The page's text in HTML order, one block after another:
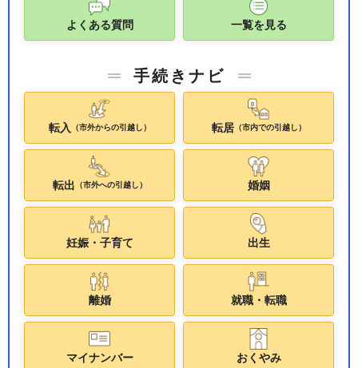
よくある質問 一覧を見る
手続きナビ
転入 （市外からの引越し） 転居（市内での引越し）
転出 （市外への引越し） 婚姻
妊娠・子育て 出生
離婚 就職・転職
マイナンバー おくやみ